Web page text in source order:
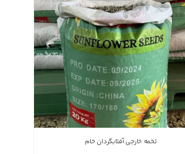
تخمه خارجی آفتابگردان خام